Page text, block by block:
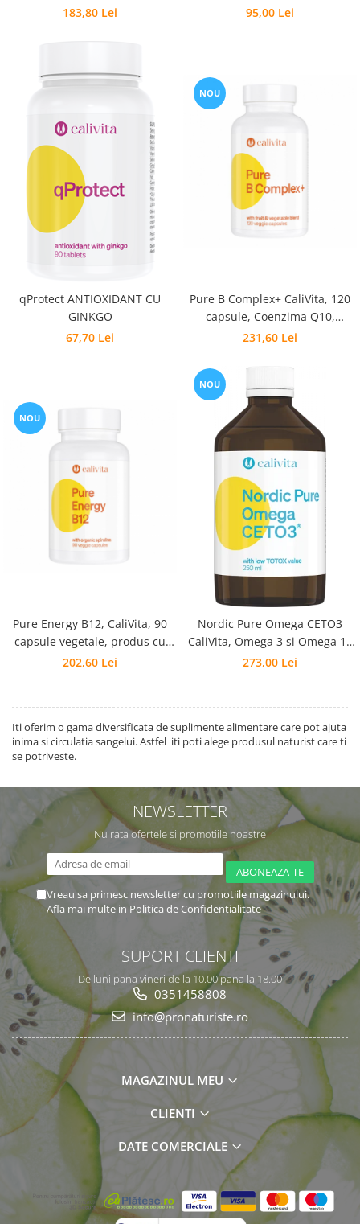
183,80 Lei
SALICILIC.
95,00 Lei
qProtect ANTIOXIDANT CU
GINKGO
67,70 Lei
NOU
Pure B Complex+ CaliVita, 120
capsule, Coenzima Q10,
Vitaminele B si fructe + legume
231,60 Lei
NOU
Pure Energy B12, CaliVita, 90
capsule vegetale, produs cu
vitamina B12 si spirlina
202,60 Lei
NOU
Nordic Pure Omega CETO3
CaliVita, Omega 3 si Omega 11
premium lichid - 250 ml
273,00 Lei
Iti oferim o gama diversificata de suplimente alimentare care pot ajuta
inima si circulatia sangelui. Astfel iti poti alege produsul naturist care ti
se potriveste.
NEWSLETTER
Nu rata ofertele si promotiile noastre
Vreau sa primesc newsletter cu promotiile magazinului.
Afla mai multe in Politica de Confidentialitate
SUPORT CLIENTI
De luni pana vineri de la 10.00 pana la 18.00
0351458808
info@pronaturiste.ro
MAGAZINUL MEU
CLIENTI
DATE COMERCIALE